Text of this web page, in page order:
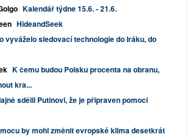
Kalendář týdne 15.6. - 21.6.
HideandSeek
vyváželo sledovací technologie do Iráku, do
K čemu budou Polsku procenta na obranu,
kra...
sdělil Putinovi, že je připraven pomoci
by mohl změnit evropské klima desetkrát